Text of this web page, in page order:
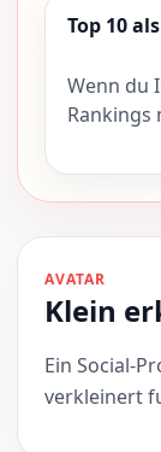
Top 10
Wenn du
Rankings
AVATAR
Klein
Ein Social-
verkleinert